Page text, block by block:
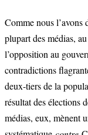
Comme nous l’avons
plupart des médias,
l’opposition au
contradictions
deux-tiers de la
résultat des élections
médias, eux, mènent